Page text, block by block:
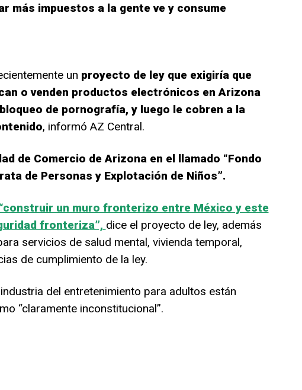
más impuestos a la gente ve y consume
un proyecto de ley que exigiría que
o venden productos electrónicos en Arizona
de pornografía, y luego le cobren a la
, informó AZ Central.
de Comercio de Arizona en el llamado “Fondo
de Personas y Explotación de Niños”.
“construir un muro fronterizo entre México y este
fronteriza”, dice el proyecto de ley, además
servicios de salud mental, vivienda temporal,
de cumplimiento de la ley.
del entretenimiento para adultos están
“claramente inconstitucional”.